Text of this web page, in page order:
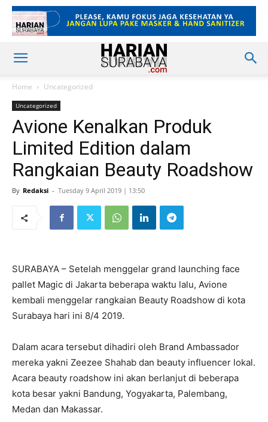
Home Uncategorized
Uncategorized
Avione Kenalkan Produk
Limited Edition dalam
Rangkaian Beauty Roadshow
By Redaksi - Tuesday 9 April 2019 | 13:50
SURABAYA – Setelah menggelar grand launching face
pallet Magic di Jakarta beberapa waktu lalu, Avione
kembali menggelar rangkaian Beauty Roadshow di kota
Surabaya hari ini 8/4 2019.
Dalam acara tersebut dihadiri oleh Brand Ambassador
mereka yakni Zeezee Shahab dan beauty influencer lokal.
Acara beauty roadshow ini akan berlanjut di beberapa
kota besar yakni Bandung, Yogyakarta, Palembang,
Medan dan Makassar.